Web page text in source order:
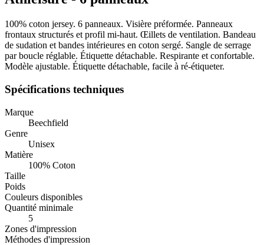
100% coton jersey. 6 panneaux. Visière préformée. Panneaux
frontaux structurés et profil mi-haut. Œillets de ventilation. Bandeau
de sudation et bandes intérieures en coton sergé. Sangle de serrage
par boucle réglable. Étiquette détachable. Respirante et confortable.
Modèle ajustable. Étiquette détachable, facile à ré-étiqueter.
Spécifications techniques
Marque
Beechfield
Genre
Unisex
Matière
100% Coton
Taille
Poids
Couleurs disponibles
Quantité minimale
5
Zones d'impression
Méthodes d'impression